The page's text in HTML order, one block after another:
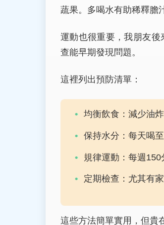
蔬果。多喝水有助稀釋膽
運動也很重要，我朋友
查能早期發現問題。
這裡列出預防清單：
均衡飲食：減少油
保持水分：每天喝
規律運動：每週
定期檢查：尤其有
這些方法簡單實用，但貴